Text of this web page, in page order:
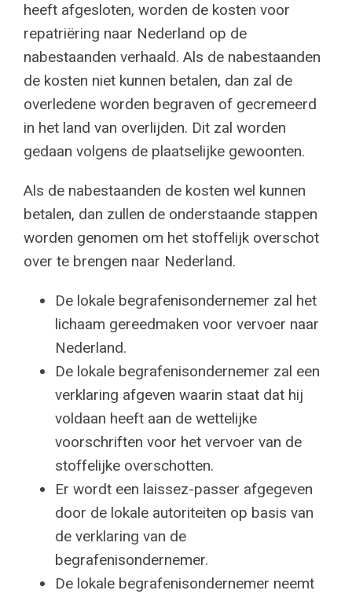
heeft afgesloten, worden de kosten voor
repatriëring naar Nederland op de
nabestaanden verhaald. Als de nabestaanden
de kosten niet kunnen betalen, dan zal de
overledene worden begraven of gecremeerd
in het land van overlijden. Dit zal worden
gedaan volgens de plaatselijke gewoonten.
Als de nabestaanden de kosten wel kunnen
betalen, dan zullen de onderstaande stappen
worden genomen om het stoffelijk overschot
over te brengen naar Nederland.
De lokale begrafenisondernemer zal het
lichaam gereedmaken voor vervoer naar
Nederland.
De lokale begrafenisondernemer zal een
verklaring afgeven waarin staat dat hij
voldaan heeft aan de wettelijke
voorschriften voor het vervoer van de
stoffelijke overschotten.
Er wordt een laissez-passer afgegeven
door de lokale autoriteiten op basis van
de verklaring van de
begrafenisondernemer.
De lokale begrafenisondernemer neemt